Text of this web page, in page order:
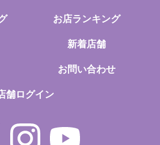
お店ランキング
新着店舗
お問い合わせ
舗ログイン